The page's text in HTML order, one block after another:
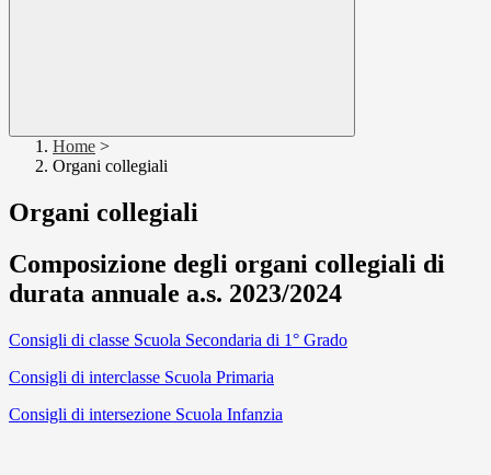
Home >
Organi collegiali
Organi collegiali
Composizione degli organi collegiali di
durata annuale a.s. 2023/2024
Consigli di classe Scuola Secondaria di 1° Grado
Consigli di interclasse Scuola Primaria
Consigli di intersezione Scuola Infanzia